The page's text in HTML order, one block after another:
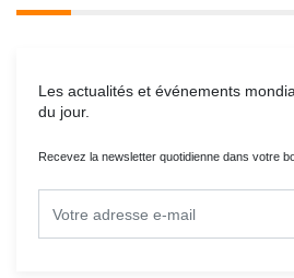
Les actualités et événements
du jour.
Recevez la newsletter quotidienne dans votre